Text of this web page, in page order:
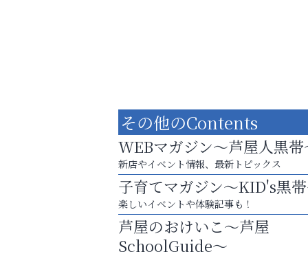
「この学校に出会えて、本当によかった。
そうさくてっぱん樹々
その他のContents
WEBマガジン～芦屋人黒帯
新店やイベント情報、最新トピックス
子育てマガジン～KID's黒
楽しいイベントや体験記事も！
芦屋のおけいこ～芦屋
SchoolGuide～